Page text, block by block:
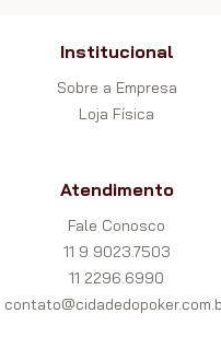
Institucional
Sobre a Empresa
Loja Física
Atendimento
Fale Conosco
11 9 9023.7503
11 2296.6990